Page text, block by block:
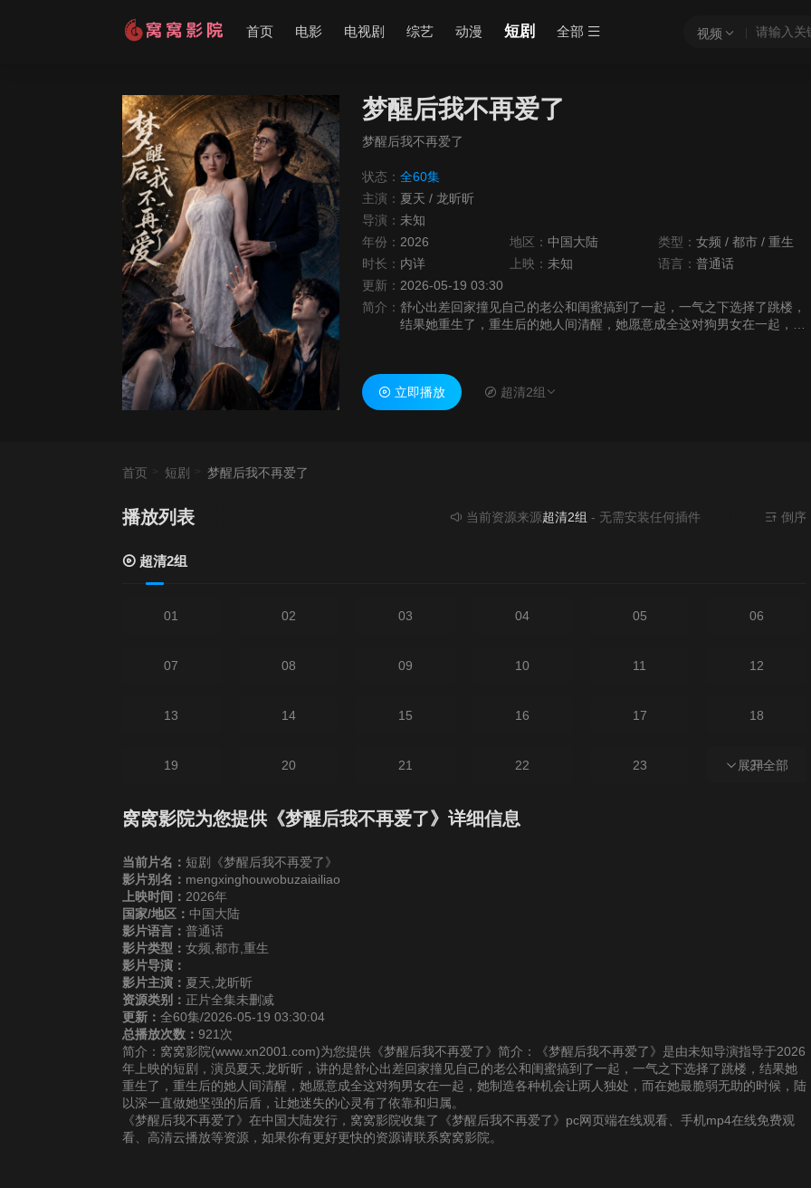
视频
首页 电影 电视剧 综艺 动漫 短剧 全部
梦醒后我不再爱了
梦醒后我不再爱了
状态： 全60集
主演： 夏天 / 龙昕昕
导演： 未知
年份： 2026 地区：中国大陆 类型： 女频 / 都市 / 重生
时长： 内详 上映： 未知 语言： 普通话
更新： 2026-05-19 03:30
简介： 舒心出差回家撞见自己的老公和闺蜜搞到了一起，一气之下选择了跳楼，
结果她重生了，重生后的她人间清醒，她愿意成全这对狗男女在一起，她
立即播放 超清2组
首页 短剧 梦醒后我不再爱了
播放列表 当前资源来源超清2组- 无需安装任何插件 倒序
超清2组
01 02 03 04 05 06
07 08 09 10 11 12
13 14 15 16 17 18
19 20 21 22 23 24
25 26 27 28
31 32
37
43
49 50
55 56 57 58 59 60
展开全部
窝窝影院为您提供《梦醒后我不再爱了》详细信息
当前片名： 短剧《梦醒后我不再爱了》
影片别名： mengxinghouwobuzaiailiao
上映时间： 2026年
国家/地区： 中国大陆
影片语言： 普通话
影片类型： 女频,都市,重生
影片导演：
影片主演： 夏天,龙昕昕
资源类别： 正片全集未删减
更新： 全60集/2026-05-19 03:30:04
总播放次数： 921次
简介：窝窝影院(www.xn2001.com)为您提供《梦醒后我不再爱了》简介：《梦醒后我不再爱了》是由未知导演指导于2026
年上映的短剧，演员夏天,龙昕昕，讲的是舒心出差回家撞见自己的老公和闺蜜搞到了一起，一气之下选择了跳楼，结果她
重生了，重生后的她人间清醒，她愿意成全这对狗男女在一起，她制造各种机会让两人独处，而在她最脆弱无助的时候，陆
以深一直做她坚强的后盾，让她迷失的心灵有了依靠和归属。
《梦醒后我不再爱了》在中国大陆发行，窝窝影院收集了《梦醒后我不再爱了》pc网页端在线观看、手机mp4在线免费观
看、高清云播放等资源，如果你有更好更快的资源请联系窝窝影院。